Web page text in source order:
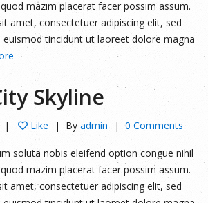
mazim placerat facer possim assum.
amet, consectetuer adipiscing elit, sed
tincidunt ut laoreet dolore magna
Skyline
Like By admin 0 Comments
soluta nobis eleifend option congue nihil
mazim placerat facer possim assum.
amet, consectetuer adipiscing elit, sed